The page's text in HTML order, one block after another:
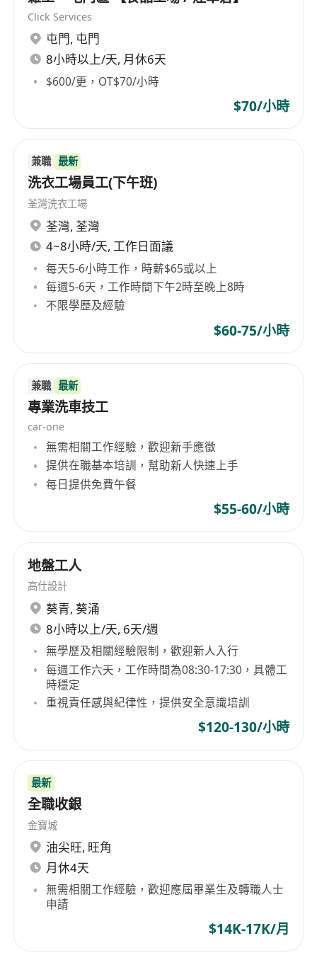
每週工作6天，每天工作9小時 (輪班輪休)
員工福利:
免費膳食 | 有薪用膳時間 | 多項表現獎金 | 跨區交
通津貼 | 超時工作津貼 | 子女教育津貼 | 結婚假期
|資歷架構專業培訓 | 良好晉升階梯 | 醫院及住院
Click Services
屯門, 屯門
8小時以上/天, 月休6天
$600/更，OT$70/小時
$70/小時
兼職 最新
洗衣工場員工(下午班)
荃灣洗衣工場
荃灣, 荃灣
4~8小時/天, 工作日面議
每天5-6小時工作，時薪$65或以上
每週5-6天，工作時間下午2時至晚上8時
不限學歷及經驗
$60-75/小時
兼職 最新
專業洗車技工
car-one
無需相關工作經驗，歡迎新手應徵
提供在職基本培訓，幫助新人快速上手
每日提供免費午餐
$55-60/小時
地盤工人
高仕設計
葵青, 葵涌
8小時以上/天, 6天/週
無學歷及相關經驗限制，歡迎新人入行
每週工作六天，工作時間為08:30-17:30，具體工
時穩定
重視責任感與紀律性，提供安全意識培訓
$120-130/小時
最新
全職收銀
金寶城
油尖旺, 旺角
月休4天
無需相關工作經驗，歡迎應屆畢業生及轉職人士
申請
$14K-17K/月